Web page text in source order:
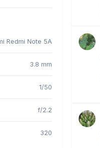
Redmi Note 5A
3.8 mm
1/50
f/2.2
320